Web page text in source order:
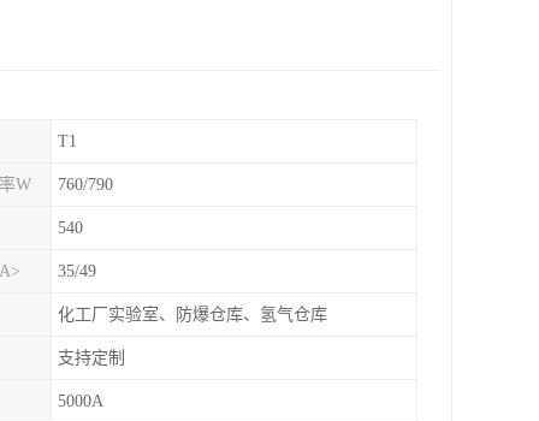
T1
W 760/790
540
35/49
化工厂实验室、防爆仓库、氢气仓库
支持定制
5000A